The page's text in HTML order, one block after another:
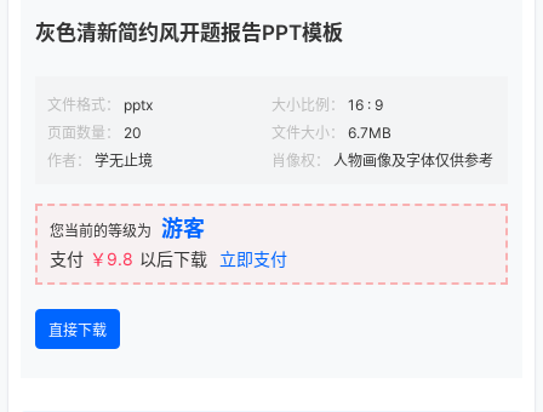
灰色清新简约风开题报告PPT模板
文件格式： pptx 大小比例：
16 : 9
页面数量：
20 文件大小：
6.7MB
作者：
学无止境 肖像权： 人物画像及字体仅供参考
您当前的等级为 游客
支付 ￥9.8 以后下载 立即支付
直接下载